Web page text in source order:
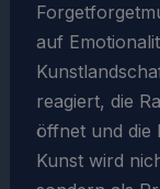
auf
reagiert, die
öffnet und die
Kunst wird